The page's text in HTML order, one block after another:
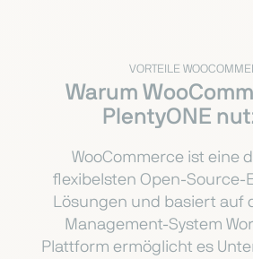
VORTEILE
Warum
PlentyONE
WooCommerce ist eine
flexibelsten Open-Source-
Lösungen und basiert auf
Management-System
Plattform ermöglicht es